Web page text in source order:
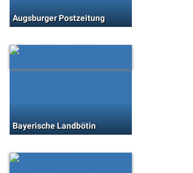
Augsburger Postzeitung
Bayerische Landbötin